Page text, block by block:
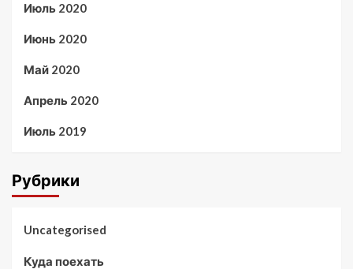
Июль 2020
Июнь 2020
Май 2020
Апрель 2020
Июль 2019
Рубрики
Uncategorised
Куда поехать